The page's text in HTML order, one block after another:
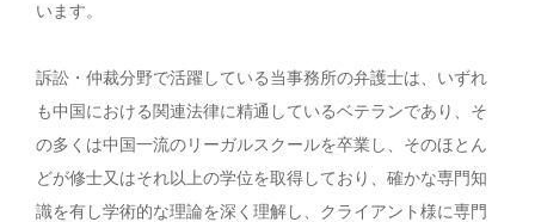
います。
訴訟・仲裁分野で活躍している当事務所の弁護士は、いずれ
も中国における関連法律に精通しているベテランであり、そ
の多くは中国一流のリーガルスクールを卒業し、そのほとん
どが修士又はそれ以上の学位を取得しており、確かな専門知
識を有し学術的な理論を深く理解し、クライアント様に専門